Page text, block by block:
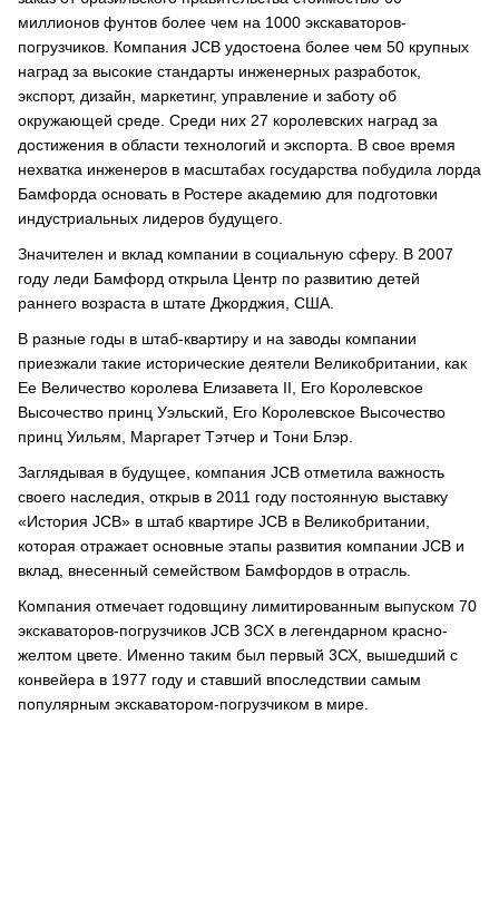
миллионов фунтов более чем на 1000 экскаваторов-
погрузчиков. Компания JCB удостоена более чем 50 крупных
наград за высокие стандарты инженерных разработок,
экспорт, дизайн, маркетинг, управление и заботу об
окружающей среде. Среди них 27 королевских наград за
достижения в области технологий и экспорта. В свое время
нехватка инженеров в масштабах государства побудила лорда
Бамфорда основать в Ростере академию для подготовки
индустриальных лидеров будущего.
Значителен и вклад компании в социальную сферу. В 2007
году леди Бамфорд открыла Центр по развитию детей
раннего возраста в штате Джорджия, США.
В разные годы в штаб-квартиру и на заводы компании
приезжали такие исторические деятели Великобритании, как
Ее Величество королева Елизавета II, Его Королевское
Высочество принц Уэльский, Его Королевское Высочество
принц Уильям, Маргарет Тэтчер и Тони Блэр.
Заглядывая в будущее, компания JCB отметила важность
своего наследия, открыв в 2011 году постоянную выставку
«История JCB» в штаб квартире JCB в Великобритании,
которая отражает основные этапы развития компании JCB и
вклад, внесенный семейством Бамфордов в отрасль.
Компания отмечает годовщину лимитированным выпуском 70
экскаваторов-погрузчиков JCB 3CX в легендарном красно-
желтом цвете. Именно таким был первый 3СХ, вышедший с
конвейера в 1977 году и ставший впоследствии самым
популярным экскаватором-погрузчиком в мире.